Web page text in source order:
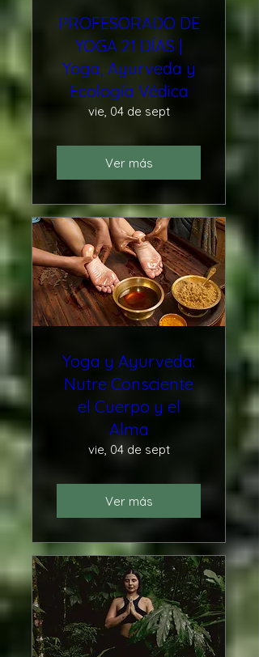
PROFESORADO DE
YOGA 21 DÍAS |
Yoga, Ayurveda y
Ecología Védica
vie, 04 de sept
Ver más
Yoga y Ayurveda:
Nutre Consciente
el Cuerpo y el
Alma
vie, 04 de sept
Ver más